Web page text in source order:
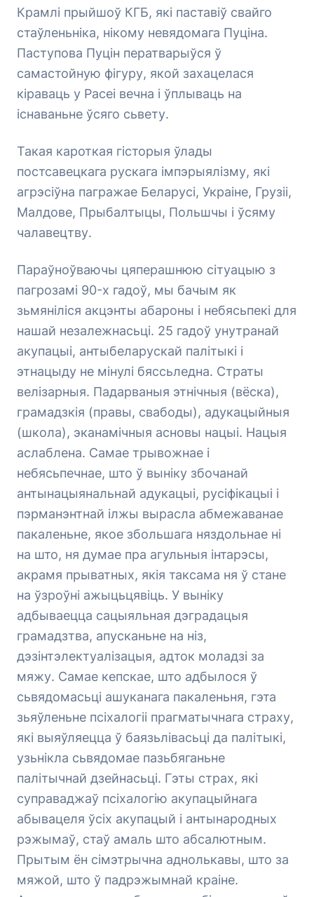
Крамлі прыйшоў КГБ, які паставіў свайго
стаўленьніка, нікому невядомага Пуціна.
Паступова Пуцін ператварыўся ў
самастойную фігуру, якой захацелася
кіраваць у Расеі вечна і ўплываць на
існаваньне ўсяго сьвету.
Такая кароткая гісторыя ўлады
постсавецкага рускага імпэрыялізму, які
агрэсіўна пагражае Беларусі, Украіне, Грузіі,
Малдове, Прыбалтыцы, Польшчы і ўсяму
чалавецтву.
Параўноўваючы цяперашнюю сітуацыю з
пагрозамі 90-х гадоў, мы бачым як
зьмяніліся акцэнты абароны і небясьпекі для
нашай незалежнасьці. 25 гадоў унутранай
акупацыі, антыбеларускай палітыкі і
этнацыду не мінулі бяссьледна. Страты
велізарныя. Падарваныя этнічныя (вёска),
грамадзкія (правы, свабоды), адукацыйныя
(школа), эканамічныя асновы нацыі. Нацыя
аслаблена. Самае трывожнае і
небясьпечнае, што ў выніку збочанай
антынацыянальнай адукацыі, русіфікацыі і
пэрманэнтнай ілжы вырасла абмежаванае
пакаленьне, якое збольшага няздольнае ні
на што, ня думае пра агульныя інтарэсы,
акрамя прыватных, якія таксама ня ў стане
на ўзроўні ажыцьцявіць. У выніку
адбываецца сацыяльная дэградацыя
грамадзтва, апусканьне на ніз,
дэзінтэлектуалізацыя, адток моладзі за
мяжу. Самае кепскае, што адбылося ў
сьвядомасьці ашуканага пакаленьня, гэта
зьяўленьне псіхалогіі прагматычнага страху,
які выяўляецца ў баязьлівасьці да палітыкі,
узьнікла сьвядомае пазьбяганьне
палітычнай дзейнасьці. Гэты страх, які
суправаджаў псіхалогію акупацыйнага
абывацеля ўсіх акупацый і антынародных
рэжымаў, стаў амаль што абсалютным.
Прытым ён сімэтрычна аднолькавы, што за
мяжой, што ў падрэжымнай краіне.